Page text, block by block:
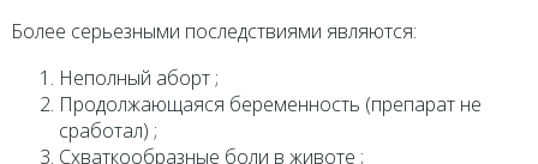
Более серьезными последствиями являются:
Неполный аборт ;
Продолжающаяся беременность (препарат не
сработал) ;
Схваткообразные боли в животе ;